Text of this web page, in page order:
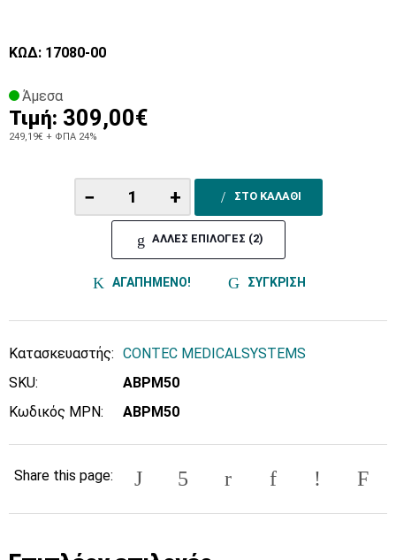
ΚΩΔ: 17080-00
Άμεσα
Τιμή: 309,00€
249,19€ + ΦΠΑ 24%
− + ΣΤΟ ΚΑΛΑΘΙ
ΑΛΛΕΣ ΕΠΙΛΟΓΕΣ (2)
ΑΓΑΠΗΜΕΝΟ! ΣΥΓΚΡΙΣΗ
Κατασκευαστής: CONTEC MEDICALSYSTEMS
SKU:
ABPM50
Κωδικός MPN:
ABPM50
Share this page: